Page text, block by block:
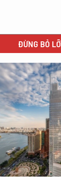
ĐỪNG BỎ LỠ